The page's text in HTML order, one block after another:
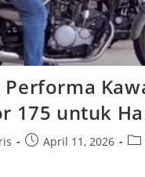
175 untuk
PostApril 11, 2026